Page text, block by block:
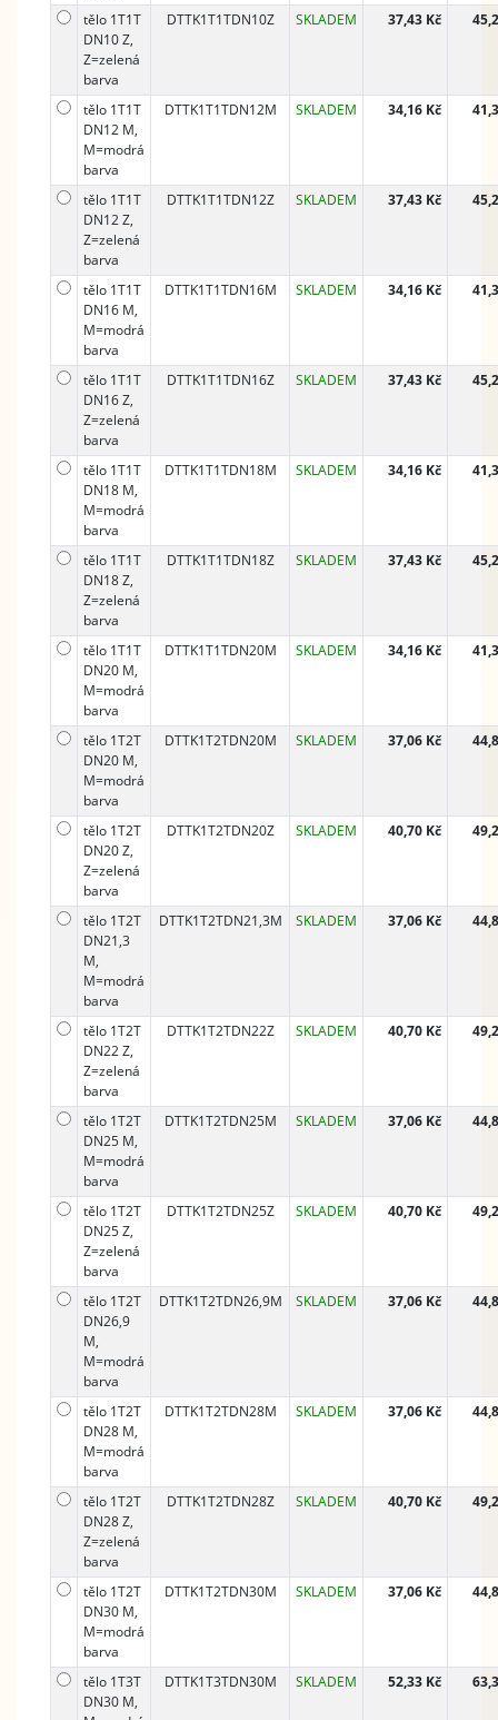
tělo 1T1T
DN10 Z,
Z=zelená
barva
DTTK1T1TDN10Z SKLADEM 37,43 Kč
tělo 1T1T
DN12 M,
M=modrá
barva
DTTK1T1TDN12M SKLADEM 34,16 Kč
tělo 1T1T
DN12 Z,
Z=zelená
barva
DTTK1T1TDN12Z SKLADEM 37,43 Kč
tělo 1T1T
DN16 M,
M=modrá
barva
DTTK1T1TDN16M SKLADEM 34,16 Kč
tělo 1T1T
DN16 Z,
Z=zelená
barva
DTTK1T1TDN16Z SKLADEM 37,43 Kč
tělo 1T1T
DN18 M,
M=modrá
barva
DTTK1T1TDN18M SKLADEM 34,16 Kč
tělo 1T1T
DN18 Z,
Z=zelená
barva
DTTK1T1TDN18Z SKLADEM 37,43 Kč
tělo 1T1T
DN20 M,
M=modrá
barva
DTTK1T1TDN20M SKLADEM 34,16 Kč
tělo 1T2T
DN20 M,
M=modrá
barva
DTTK1T2TDN20M SKLADEM 37,06 Kč
tělo 1T2T
DN20 Z,
Z=zelená
barva
DTTK1T2TDN20Z SKLADEM 40,70 Kč
tělo 1T2T
DN21,3
M,
M=modrá
barva
DTTK1T2TDN21,3M SKLADEM 37,06 Kč
tělo 1T2T
DN22 Z,
Z=zelená
barva
DTTK1T2TDN22Z SKLADEM 40,70 Kč
tělo 1T2T
DN25 M,
M=modrá
barva
DTTK1T2TDN25M SKLADEM 37,06 Kč
tělo 1T2T
DN25 Z,
Z=zelená
barva
DTTK1T2TDN25Z SKLADEM 40,70 Kč
tělo 1T2T
DN26,9
M,
M=modrá
barva
DTTK1T2TDN26,9M SKLADEM 37,06 Kč
tělo 1T2T
DN28 M,
M=modrá
barva
DTTK1T2TDN28M SKLADEM 37,06 Kč
tělo 1T2T
DN28 Z,
Z=zelená
barva
DTTK1T2TDN28Z SKLADEM 40,70 Kč
tělo 1T2T
DN30 M,
M=modrá
barva
DTTK1T2TDN30M SKLADEM 37,06 Kč
tělo 1T3T
DN30 M,
DTTK1T3TDN30M SKLADEM 52,33 Kč